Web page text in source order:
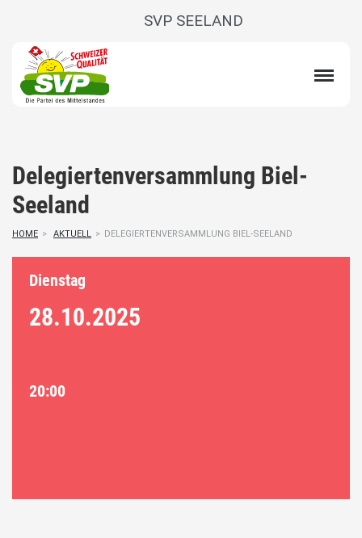
SVP SEELAND
Delegiertenversammlung Biel-
Seeland
HOME > AKTUELL > DELEGIERTENVERSAMMLUNG BIEL-SEELAND
Dienstag
28.10.2025
20:00